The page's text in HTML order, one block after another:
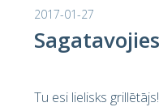
2017-01-27
Tu esi lielisks